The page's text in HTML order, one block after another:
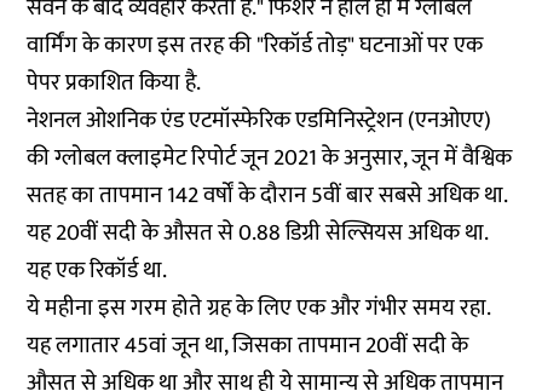
सेवन के बाद व्यवहार करता है." फिशर ने हाल ही में ग्लोबल
वार्मिंग के कारण इस तरह की "रिकॉर्ड तोड़" घटनाओं पर एक
पेपर प्रकाशित किया है.
नेशनल ओशनिक एंड एटमॉस्फेरिक एडमिनिस्ट्रेशन (एनओएए)
की ग्लोबल क्लाइमेट रिपोर्ट जून 2021 के अनुसार, जून में वैश्विक
सतह का तापमान 142 वर्षों के दौरान 5वीं बार सबसे अधिक था.
यह 20वीं सदी के औसत से 0.88 डिग्री सेल्सियस अधिक था.
यह एक रिकॉर्ड था.
ये महीना इस गरम होते ग्रह के लिए एक और गंभीर समय रहा.
यह लगातार 45वां जून था, जिसका तापमान 20वीं सदी के
औसत से अधिक था और साथ ही ये सामान्य से अधिक तापमान